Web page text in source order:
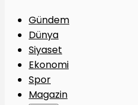
Gündem
Dünya
Siyaset
Ekonomi
Spor
Magazin